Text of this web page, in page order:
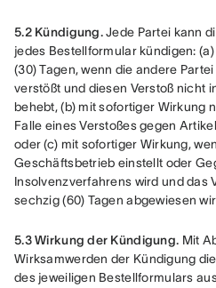
5.2 Kündigung. Jede Partei kann
jedes Bestellformular kündigen:
(30) Tagen, wenn die andere
verstößt und diesen Verstoß nicht
behebt, (b) mit sofortiger Wirkung
Falle eines Verstoßes gegen
oder (c) mit sofortiger Wirkung,
Geschäftsbetrieb einstellt oder
Insolvenzverfahrens wird und das
sechzig (60) Tagen abgewiesen
5.3 Wirkung der Kündigung. Mit
Wirksamwerden der Kündigung
des jeweiligen Bestellformulars